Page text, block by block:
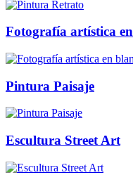
Fotografía artística
Pintura Paisaje
Escultura Street Art